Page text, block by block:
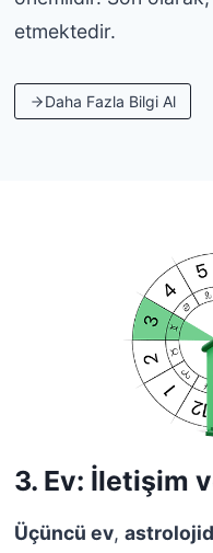
etmektedir.
Daha Fazla Bilgi Al
3. Ev: İletişim
Üçüncü ev,